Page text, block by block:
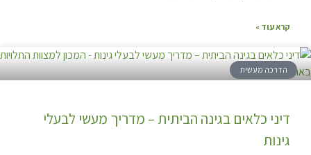
קרא עוד »
הדרכה מעשית
דיני כלאים בגינה הביתית – מדריך מעשי לבעלי
גינות